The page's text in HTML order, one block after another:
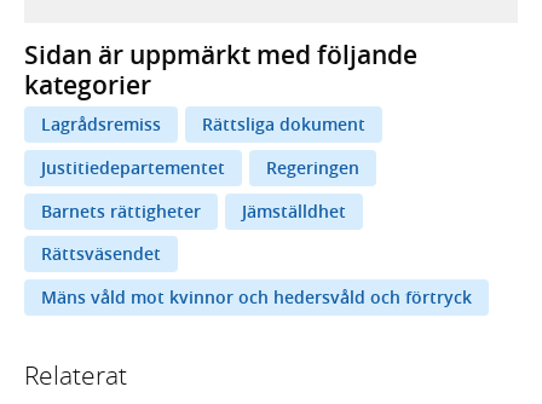
Sidan är uppmärkt med följande
kategorier
Lagrådsremiss
Rättsliga dokument
Justitiedepartementet
Regeringen
Barnets rättigheter
Jämställdhet
Rättsväsendet
Mäns våld mot kvinnor och hedersvåld och förtryck
Relaterat